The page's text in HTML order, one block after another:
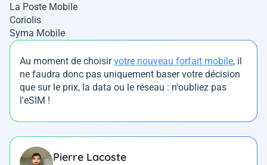
La Poste Mobile
Coriolis
Syma Mobile
Au moment de choisirvotre nouveau forfait mobile, il
ne faudra donc pas uniquement baser votre décision
que sur le prix, la data ou le réseau : n'oubliez pas
l'eSIM !
Pierre Lacoste